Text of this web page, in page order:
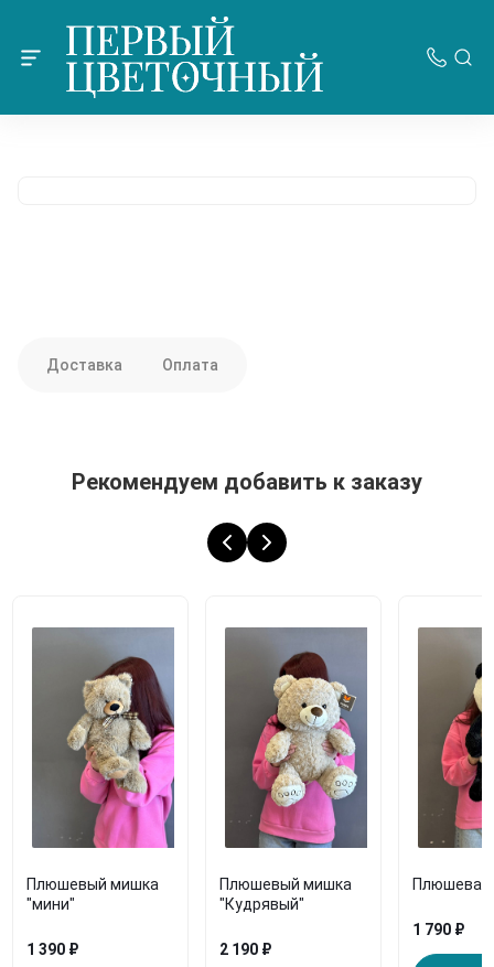
Доставка Оплата
Рекомендуем добавить к заказу
Плюшевый мишка
"мини"
1 390 ₽
Плюшевый мишка
"Кудрявый"
2 190 ₽
Плюшевая
1 790 ₽